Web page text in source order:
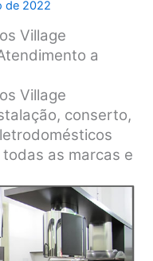
de 2022
Village
a
Village
conserto,
as marcas e